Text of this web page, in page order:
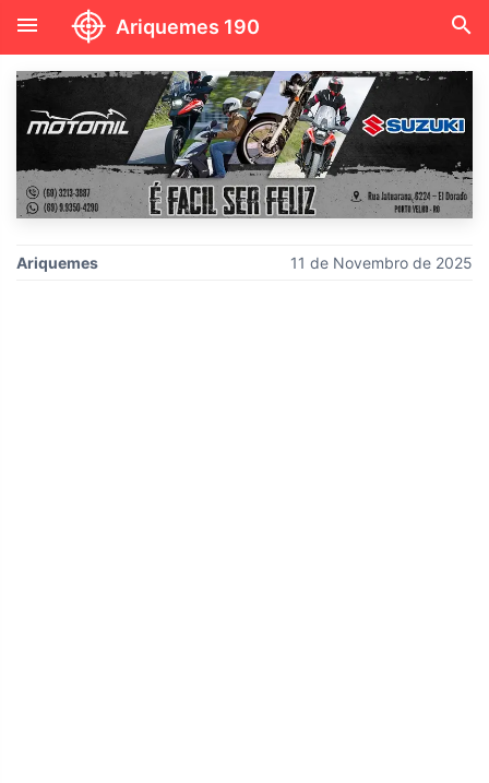
menu Ariquemes 190 search
Ariquemes 11 de Novembro de 2025